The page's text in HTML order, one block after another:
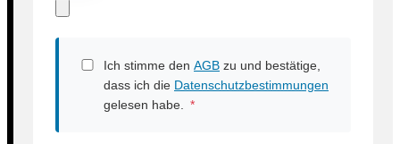
Ich stimme den AGB zu und bestätige,
dass ich die Datenschutzbestimmungen
gelesen habe. *